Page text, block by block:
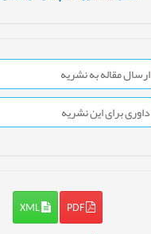
ارسال مقاله به نشریه
داوری برای این نشریه
PDF
XML